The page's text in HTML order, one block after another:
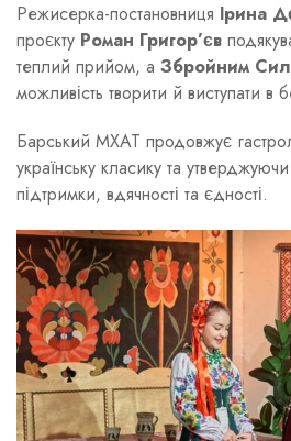
Режисерка-постановниця Ірина
проєкту Роман Григор’єв
теплий прийом, а Збройним
можливість творити й виступати в
Барський МХАТ продовжує
українську класику та
підтримки, вдячності та єдності.